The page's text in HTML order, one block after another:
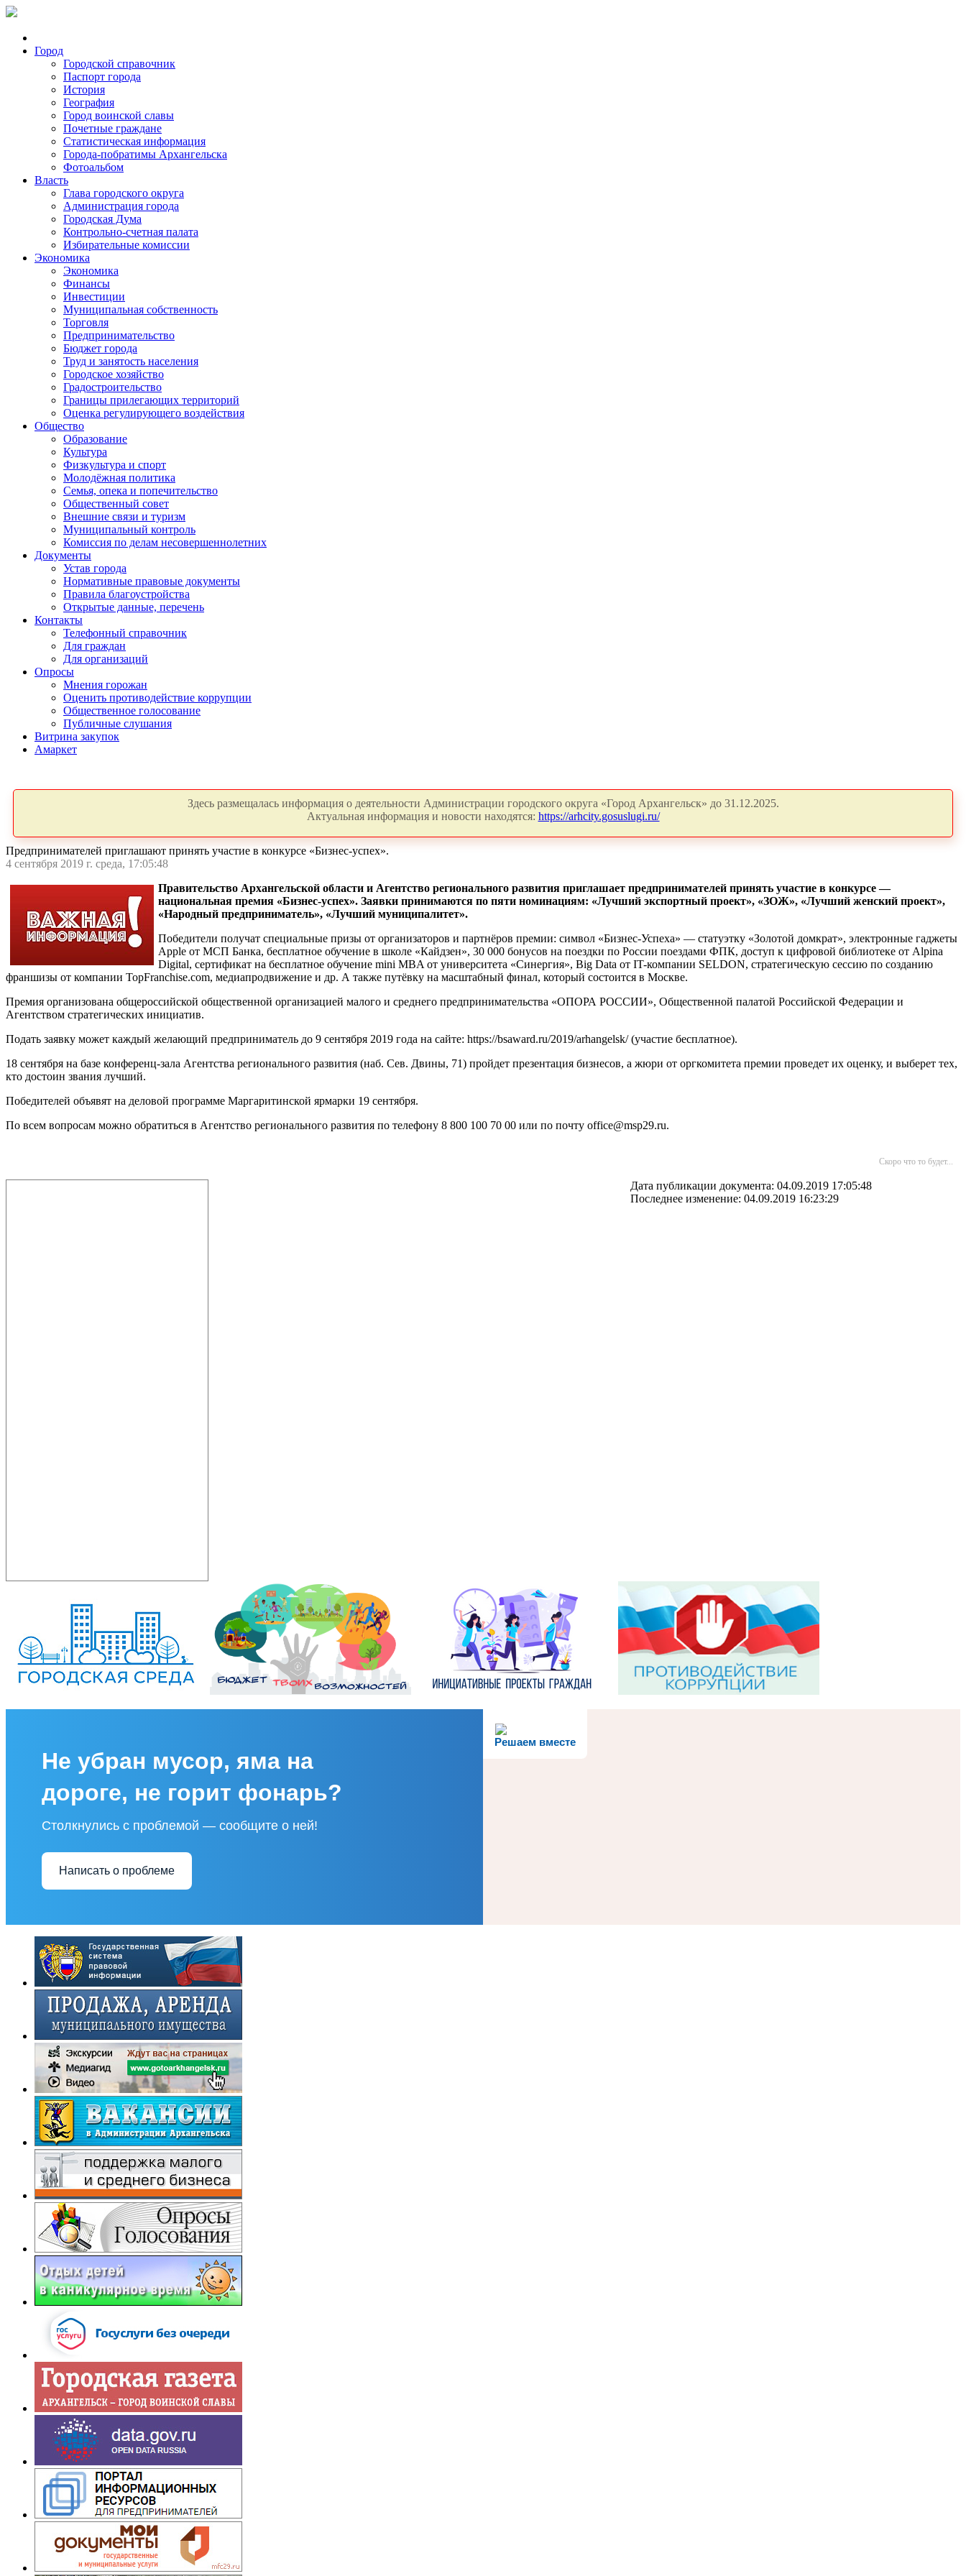
Город
Городской справочник
Паспорт города
История
География
Город воинской славы
Почетные граждане
Статистическая информация
Города-побратимы Архангельска
Фотоальбом
Власть
Глава городского округа
Администрация города
Городская Дума
Контрольно-счетная палата
Избирательные комиссии
Экономика
Экономика
Финансы
Инвестиции
Муниципальная собственность
Торговля
Предпринимательство
Бюджет города
Труд и занятость населения
Городское хозяйство
Градостроительство
Границы прилегающих территорий
Оценка регулирующего воздействия
Общество
Образование
Культура
Физкультура и спорт
Молодёжная политика
Семья, опека и попечительство
Общественный совет
Внешние связи и туризм
Муниципальный контроль
Комиссия по делам несовершеннолетних
Документы
Устав города
Нормативные правовые документы
Правила благоустройства
Открытые данные, перечень
Контакты
Телефонный справочник
Для граждан
Для организаций
Опросы
Мнения горожан
Оценить противодействие коррупции
Общественное голосование
Публичные слушания
Витрина закупок
Амаркет
Здесь размещалась информация о деятельности Администрации городского округа «Город Архангельск» до 31.12.2025.
Актуальная информация и новости находятся: https://arhcity.gosuslugi.ru/
Предпринимателей приглашают принять участие в конкурсе «Бизнес-успех».
4 сентября 2019 г. среда, 17:05:48
Правительство Архангельской области и Агентство регионального развития приглашает предпринимателей принять участие в конкурсе —
национальная премия «Бизнес-успех». Заявки принимаются по пяти номинациям: «Лучший экспортный проект», «ЗОЖ», «Лучший женский проект»,
«Народный предприниматель», «Лучший муниципалитет».
Победители получат специальные призы от организаторов и партнёров премии: символ «Бизнес-Успеха» — статуэтку «Золотой домкрат», электронные гаджеты
Apple от МСП Банка, бесплатное обучение в школе «Кайдзен», 30 000 бонусов на поездки по России поездами ФПК, доступ к цифровой библиотеке от Alpina
Digital, сертификат на бесплатное обучение mini MBA от университета «Синергия», Big Data от IT-компании SELDON, стратегическую сессию по созданию
франшизы от компании TopFranchise.com, медиапродвижение и др. А также путёвку на масштабный финал, который состоится в Москве.
Премия организована общероссийской общественной организацией малого и среднего предпринимательства «ОПОРА РОССИИ», Общественной палатой Российской Федерации и
Агентством стратегических инициатив.
Подать заявку может каждый желающий предприниматель до 9 сентября 2019 года на сайте: https://bsaward.ru/2019/arhangelsk/ (участие бесплатное).
18 сентября на базе конференц-зала Агентства регионального развития (наб. Сев. Двины, 71) пройдет презентация бизнесов, а жюри от оргкомитета премии проведет их оценку, и выберет тех,
кто достоин звания лучший.
Победителей объявят на деловой программе Маргаритинской ярмарки 19 сентября.
По всем вопросам можно обратиться в Агентство регионального развития по телефону 8 800 100 70 00 или по почту office@msp29.ru.
Скоро что то будет...
Дата публикации документа: 04.09.2019 17:05:48
Последнее изменение: 04.09.2019 16:23:29
Решаем вместе
Не убран мусор, яма на
дороге, не горит фонарь?
Столкнулись с проблемой — сообщите о ней!
Написать о проблеме